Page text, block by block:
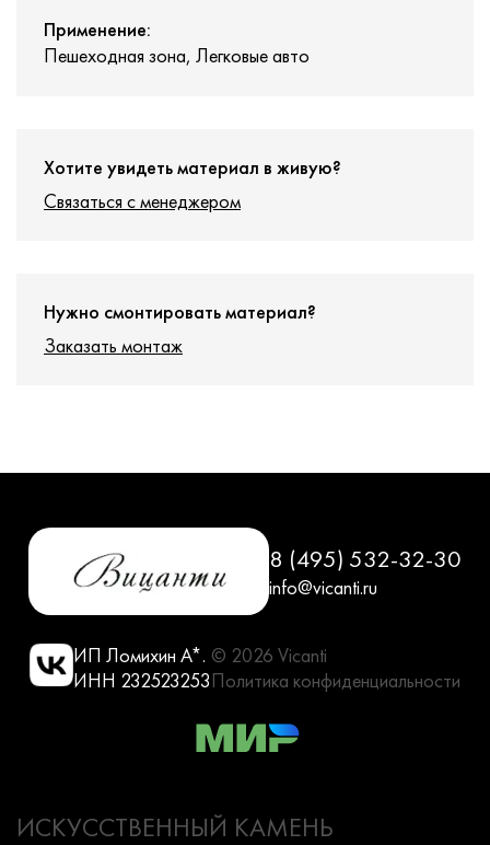
Применение:
Пешеходная зона, Легковые авто
Хотите увидеть материал в живую?
Связаться с менеджером
Нужно смонтировать материал?
Заказать монтаж
8 (495) 532-32-30
info@vicanti.ru
ИП Ломихин А*.
ИНН 232523253
© 2026 Vicanti
Политика конфиденциальности
ИСКУССТВЕННЫЙ КАМЕНЬ